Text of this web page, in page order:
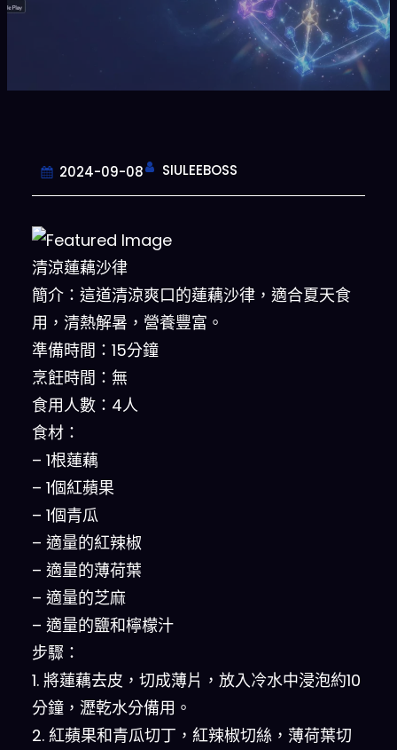
2024-09-08 SIULEEBOSS
清涼蓮藕沙律
簡介：這道清涼爽口的蓮藕沙律，適合夏天食
用，清熱解暑，營養豐富。
準備時間：15分鐘
烹飪時間：無
食用人數：4人
食材：
– 1根蓮藕
– 1個紅蘋果
– 1個青瓜
– 適量的紅辣椒
– 適量的薄荷葉
– 適量的芝麻
– 適量的鹽和檸檬汁
步驟：
1. 將蓮藕去皮，切成薄片，放入冷水中浸泡約10
分鐘，瀝乾水分備用。
2. 紅蘋果和青瓜切丁，紅辣椒切絲，薄荷葉切